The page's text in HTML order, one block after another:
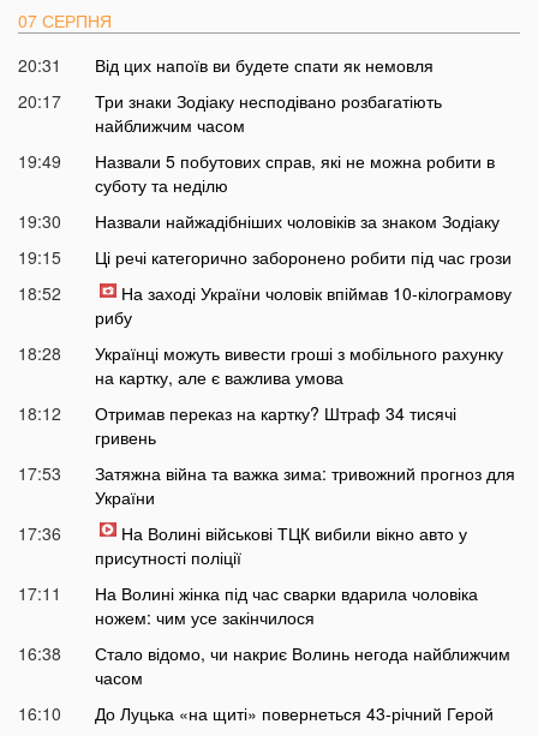
07 СЕРПНЯ
20:31
Від цих напоїв ви будете спати як немовля
20:17
Три знаки Зодіаку несподівано розбагатіють
найближчим часом
19:49
Назвали 5 побутових справ, які не можна робити в
суботу та неділю
19:30
Назвали найжадібніших чоловіків за знаком Зодіаку
19:15
Ці речі категорично заборонено робити під час грози
18:52
На заході України чоловік впіймав 10-кілограмову
рибу
18:28
Українці можуть вивести гроші з мобільного рахунку
на картку, але є важлива умова
18:12
Отримав переказ на картку? Штраф 34 тисячі
гривень
17:53
Затяжна війна та важка зима: тривожний прогноз для
України
17:36
На Волині військові ТЦК вибили вікно авто у
присутності поліції
17:11
На Волині жінка під час сварки вдарила чоловіка
ножем: чим усе закінчилося
16:38
Стало відомо, чи накриє Волинь негода найближчим
часом
16:10
До Луцька «на щиті» повернеться 43-річний Герой